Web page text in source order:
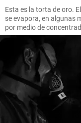
Esta es la torta de oro.
se evapora, en algunas
por medio de